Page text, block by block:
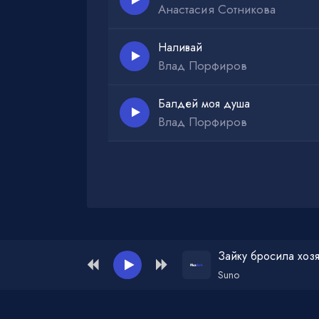
Анастасия Сотникова
Наливай
Влад Порфиров
Балдей моя душа
Влад Порфиров
Администрация для жалоб и рекламы:
Зайку бросила
Suno